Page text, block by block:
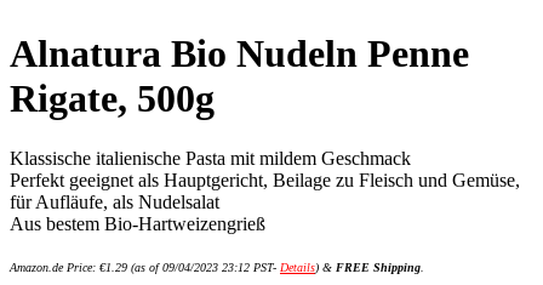
Alnatura Bio Nudeln Penne
Rigate, 500g
Klassische italienische Pasta mit mildem Geschmack
Perfekt geeignet als Hauptgericht, Beilage zu Fleisch und Gemüse,
für Aufläufe, als Nudelsalat
Aus bestem Bio-Hartweizengrieß
Amazon.de Price: €1.29 (as of 09/04/2023 23:12 PST- Details) & FREE Shipping